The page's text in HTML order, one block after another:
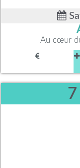
Au cœur
7